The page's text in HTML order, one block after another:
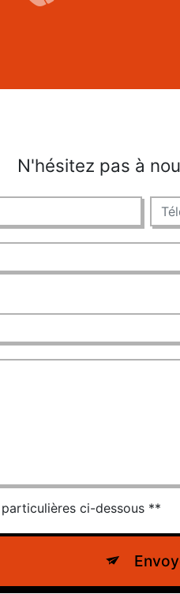
N'hésitez pas à
ci-dessous **